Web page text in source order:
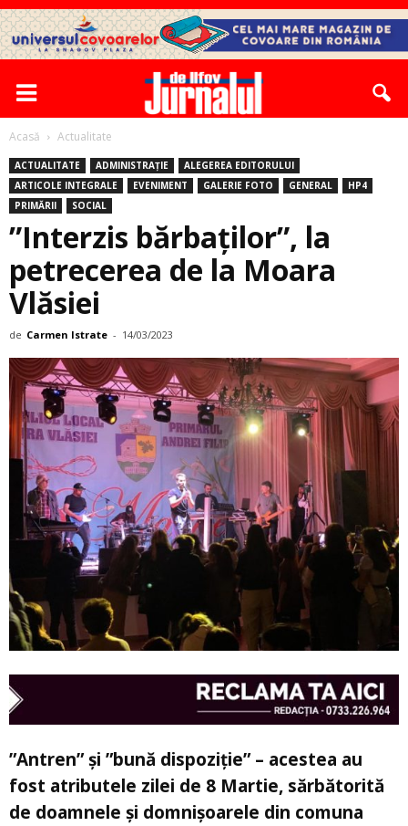
Acasă Actualitate
ACTUALITATE ADMINISTRAȚIE
ALEGEREA EDITORULUI
ARTICOLE INTEGRALE
EVENIMENT GALERIE FOTO GENERAL
HP4
PRIMĂRII
SOCIAL
”Interzis bărbaților”, la
petrecerea de la Moara
Vlăsiei
de Carmen Istrate - 14/03/2023
”Antren” și ”bună dispoziție” – acestea au
fost atributele zilei de 8 Martie, sărbătorită
de doamnele și domnișoarele din comuna